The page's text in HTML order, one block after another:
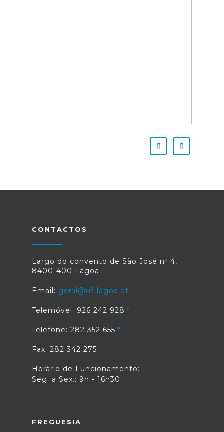
CONTACTOS
Largo do convento de São José nº 4,
8400-400 Lagoa
Email: geral@uf-lagoa.pt
Telemóvel: 926 242 928
Telefone: 282 352 655
Fax: 282 342 275
Horário de Funcionamento:
Seg. a Sex.: 9h - 16h30
FREGUESIA